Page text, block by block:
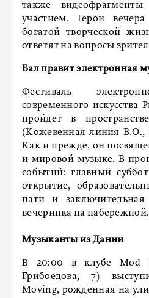
также
участием. Герои
богатой творческой
ответят на вопросы
Бал правит электронная
Фестиваль
современного искусства
пройдет в
(Кожевенная линия В.О.,
Как и прежде, он
и мировой музыке. В
событий: главный
открытие,
пати и заключительная
вечеринка на набережной.
Музыканты из Дании
В 20:00 в клубе Mod
Грибоедова, 7)
Moving, рожденная на